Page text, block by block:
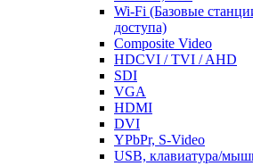
Wi-Fi (Базовые
доступа)
Composite Video
HDCVI / TVI / AHD
SDI
VGA
HDMI
DVI
YPbPr, S-Video
USB, клавиатура/